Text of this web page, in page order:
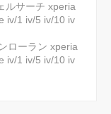
ルサーチ xperia
iv/1 iv/5 iv/10 iv
ローラン xperia
iv/1 iv/5 iv/10 iv